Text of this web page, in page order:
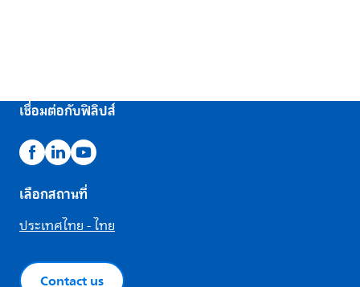
เชื่อมต่อกับฟิลิปส์
เลือกสถานที่
ประเทศไทย - ไทย
Contact us